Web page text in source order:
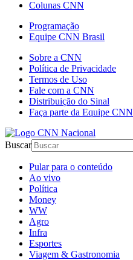
Colunas CNN
Programação
Equipe CNN Brasil
Sobre a CNN
Política de Privacidade
Termos de Uso
Fale com a CNN
Distribuição do Sinal
Faça parte da Equipe CNN
Buscar
Pular para o conteúdo
Ao vivo
Política
Money
WW
Agro
Infra
Esportes
Viagem & Gastronomia